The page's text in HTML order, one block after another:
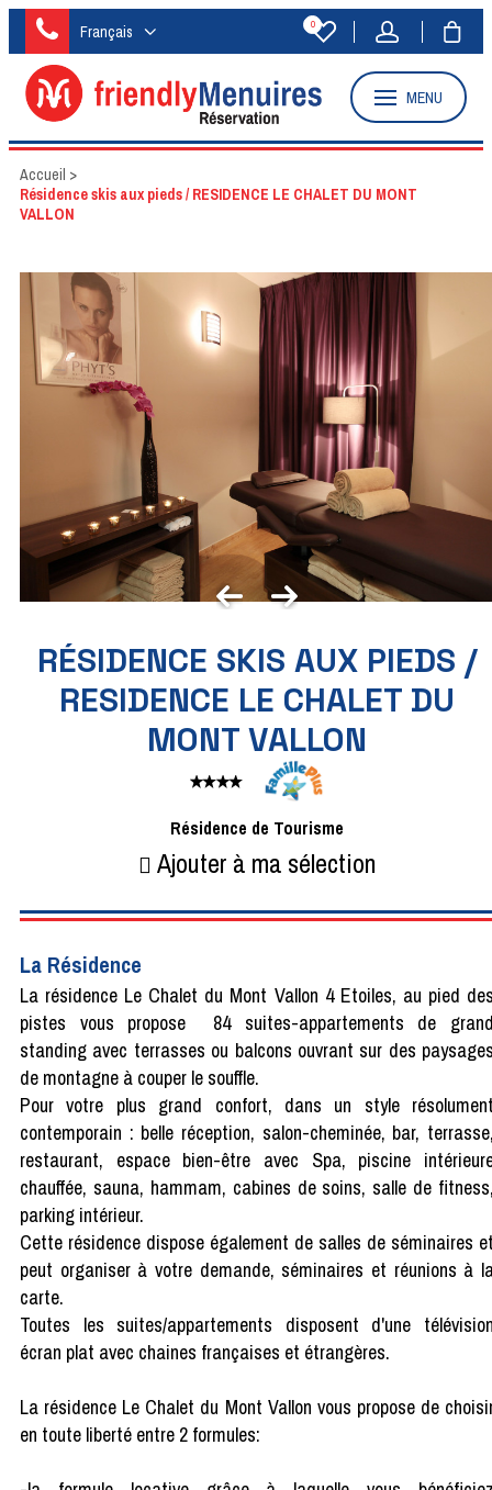
Français 0
MENU
Accueil >
Résidence skis aux pieds / RESIDENCE LE CHALET DU MONT
VALLON
RÉSIDENCE SKIS AUX PIEDS /
RESIDENCE LE CHALET DU
MONT VALLON
Résidence de Tourisme
Ajouter à ma sélection
La Résidence
La résidence Le Chalet du Mont Vallon 4 Etoiles, au pied
pistes vous propose 84 suites-appartements de
standing avec terrasses ou balcons ouvrant sur des
de montagne à couper le souffle.
Pour votre plus grand confort, dans un style
contemporain : belle réception, salon-cheminée, bar,
restaurant, espace bien-être avec Spa, piscine
chauffée, sauna, hammam, cabines de soins, salle de
parking intérieur.
Cette résidence dispose également de salles de séminaires
peut organiser à votre demande, séminaires et réunions à
carte.
Toutes les suites/appartements disposent d'une
écran plat avec chaines françaises et étrangères.
La résidence Le Chalet du Mont Vallon vous propose de
en toute liberté entre 2 formules: